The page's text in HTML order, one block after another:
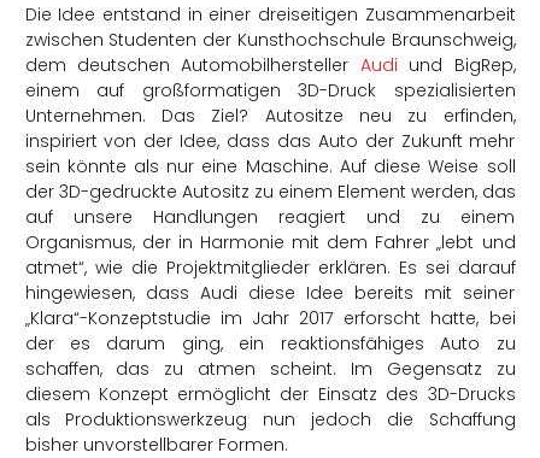
Die Idee entstand in einer dreiseitigen Zusammenarbeit
zwischen Studenten der Kunsthochschule Braunschweig,
dem deutschen Automobilhersteller Audi und BigRep,
einem auf großformatigen 3D-Druck spezialisierten
Unternehmen. Das Ziel? Autositze neu zu erfinden,
inspiriert von der Idee, dass das Auto der Zukunft mehr
sein könnte als nur eine Maschine. Auf diese Weise soll
der 3D-gedruckte Autositz zu einem Element werden, das
auf unsere Handlungen reagiert und zu einem
Organismus, der in Harmonie mit dem Fahrer „lebt und
atmet“, wie die Projektmitglieder erklären. Es sei darauf
hingewiesen, dass Audi diese Idee bereits mit seiner
„Klara“-Konzeptstudie im Jahr 2017 erforscht hatte, bei
der es darum ging, ein reaktionsfähiges Auto zu
schaffen, das zu atmen scheint. Im Gegensatz zu
diesem Konzept ermöglicht der Einsatz des 3D-Drucks
als Produktionswerkzeug nun jedoch die Schaffung
bisher unvorstellbarer Formen.